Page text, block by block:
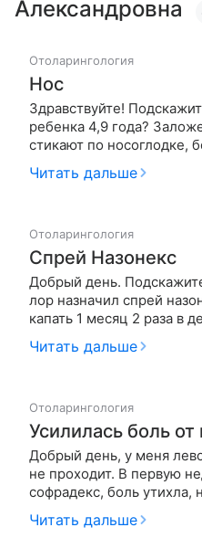
Александровна
Отоларингология
Нос
Здравствуйте!
ребенка 4,9 года?
стикают по носоглодке,
37,5, два дня жалуется
внутри хрюкают, сопит
Читать дальше
Отоларингология
Спрей Назонекс
Добрый день.
лор назначил спрей
капать 1 месяц 2 раза в
но у мамы есть проблемы с
диффузно-многоузловой
Читать дальше
Отоларингология
Усилилась боль от
Добрый день, у меня
не проходит. В первую
софрадекс, боль
вторую неделю начался
третью неделю была у
Читать дальше